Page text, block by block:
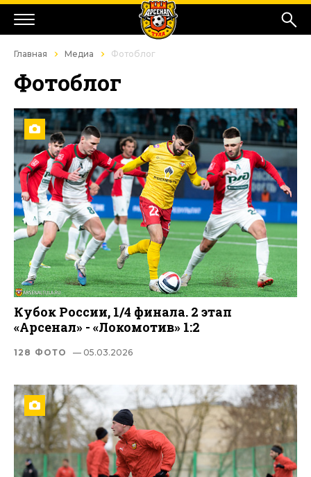
Главная Медиа Фотоблог
Фотоблог
Кубок России, 1/4 финала. 2 этап
«Арсенал» - «Локомотив» 1:2
128 ФОТО — 05.03.2026